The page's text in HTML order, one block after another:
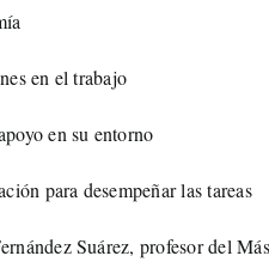
en el trabajo
en su entorno
para desempeñar las tareas
Suárez, profesor del